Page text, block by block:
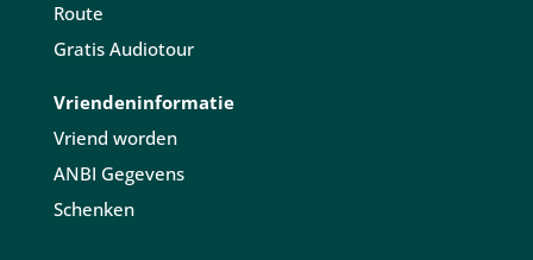
Route
Gratis Audiotour
Vriendeninformatie
Vriend worden
ANBI Gegevens
Schenken